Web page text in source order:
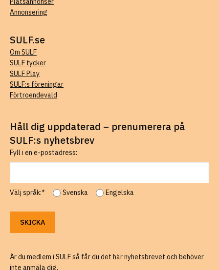
Annonsering
SULF.se
Om SULF
SULF tycker
SULF Play
SULF:s föreningar
Förtroendevald
Håll dig uppdaterad – prenumerera på
SULF:s nyhetsbrev
Fyll i en e-postadress:
Välj språk:* Svenska Engelska
Är du medlem i SULF så får du det här nyhetsbrevet och behöver
inte anmäla dig.